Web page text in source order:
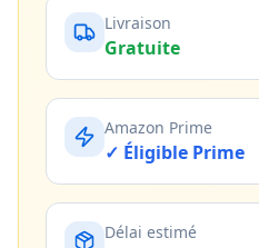
Livraison
Gratuite
Amazon Prime
✓ Éligible Prime
Délai estimé